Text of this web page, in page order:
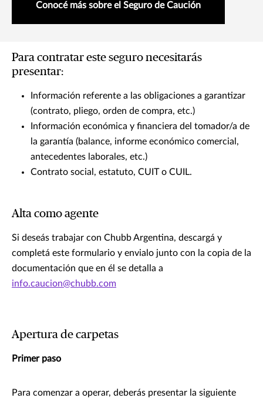
Conocé más sobre el Seguro de Caución
Para contratar este seguro necesitarás
presentar:
Información referente a las obligaciones a garantizar
(contrato, pliego, orden de compra, etc.)
Información económica y financiera del tomador/a de
la garantía (balance, informe económico comercial,
antecedentes laborales, etc.)
Contrato social, estatuto, CUIT o CUIL.
Alta como agente
Si deseás trabajar con Chubb Argentina, descargá y
completá este formulario y envialo junto con la copia de la
documentación que en él se detalla a
info.caucion@chubb.com
Apertura de carpetas
Primer paso
Para comenzar a operar, deberás presentar la siguiente